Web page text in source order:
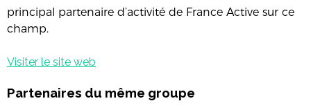
principal partenaire d’activité de France Active sur ce
champ.
Visiter le site web
Partenaires du même groupe